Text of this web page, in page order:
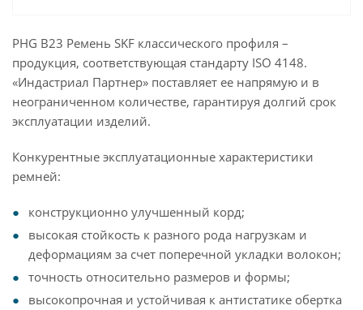
PHG B23 Ремень SKF классического профиля –
продукция, соответствующая стандарту ISO 4148.
«Индастриал Партнер» поставляет ее напрямую и в
неограниченном количестве, гарантируя долгий срок
эксплуатации изделий.
Конкурентные эксплуатационные характеристики
ремней:
конструкционно улучшенный корд;
высокая стойкость к разного рода нагрузкам и
деформациям за счет поперечной укладки волокон;
точность относительно размеров и формы;
высокопрочная и устойчивая к антистатике обертка